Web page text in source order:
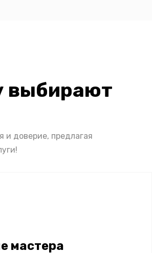
выбирают
и доверие, предлагая
мастера